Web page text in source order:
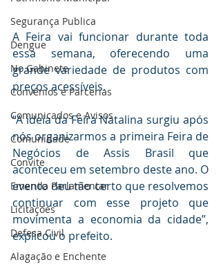
Segurança Publica
Dengue
No Gabinete
Convênios e Parcerias
Comunicados e Avisos
Comunidade
Convite
Emenda Parlamentar
Licitações
Defesa Civil
Alagação e Enchente
A Feira vai funcionar durante toda
essa semana, oferecendo uma
grande variedade de produtos com
preços acessíveis.
“A ideia da Feira Natalina surgiu após
nós organizarmos a primeira Feira de
Negócios de Assis Brasil que
aconteceu em setembro deste ano. O
evento deu tão certo que resolvemos
continuar com esse projeto que
movimenta a economia da cidade”,
explicou o prefeito.